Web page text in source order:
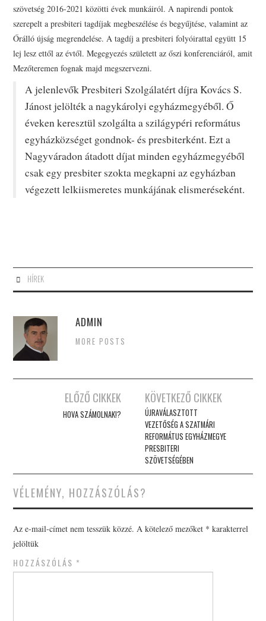
szövetség 2016-2021 közötti évek munkáiról. A napirendi pontok
szerepelt a presbiteri tagdíjak megbeszélése és begyűjtése, valamint az
Őrálló újság megrendelése. A tagdíj a presbiteri folyóirattal együtt 15
lej lesz ettől az évtől. Megegyezés született az őszi konferenciáról, amit
Mezőteremen fognak majd megszervezni.
A jelenlevők Presbiteri Szolgálatért díjra Kovács S.
Jánost jelölték a nagykárolyi egyházmegyéből. Ő
éveken keresztül szolgálta a szilágypéri református
egyházközséget gondnok- és presbiterként. Ezt a
Nagyváradon átadott díjat minden egyházmegyéből
csak egy presbiter szokta megkapni az egyházban
végezett lelkiismeretes munkájának elismeréseként.
HÍREK
ADMIN
MORE POSTS
navigation
ELŐZŐ CIKKEK
HOVA SZÁMOLNAK!?
KÖVETKEZŐ CIKKEK
ÚJRAVÁLASZTOTT
VEZETŐSÉG A SZATMÁRI
REFORMÁTUS EGYHÁZMEGYE
PRESBITERI
SZÖVETSÉGÉBEN
VÉLEMÉNY, HOZZÁSZÓLÁS?
Az e-mail-címet nem tesszük közzé. A kötelező mezőket * karakterrel
jelöltük
HOZZÁSZÓLÁS *